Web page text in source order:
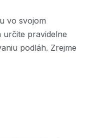
vo svojom
určite pravidelne
podláh. Zrejme